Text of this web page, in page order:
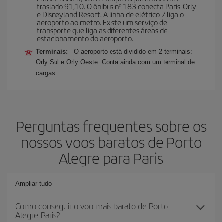
traslado 91,10. O ônibus nº 183 conecta Paris-Orly
e Disneyland Resort. A linha de elétrico 7 liga o
aeroporto ao metro. Existe um serviço de
transporte que liga as diferentes áreas de
estacionamento do aeroporto.
Terminais:
O aeroporto está dividido em 2 terminais:
Orly Sul e Orly Oeste. Conta ainda com um terminal de
cargas.
Perguntas frequentes sobre os
nossos voos baratos de Porto
Alegre para Paris
Ampliar tudo
Como conseguir o voo mais barato de Porto
Alegre-Paris?